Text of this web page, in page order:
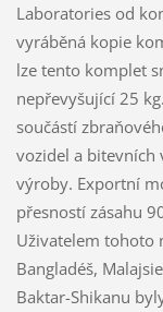
Laboratories od
vyráběná kopie
lze tento komplet
nepřevyšující 25
součástí
vozidel a bitevních
výroby. Exportní
přesností zásahu
Uživatelem tohoto
Bangladéš,
Baktar-Shikanu